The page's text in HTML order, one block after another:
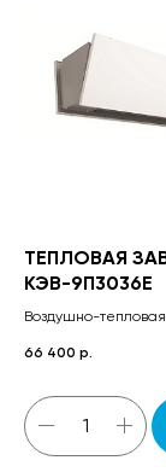
ТЕПЛОВАЯ
КЭВ-9П3036E
Воздушно-
HL10, паспорт.
66 400 р.